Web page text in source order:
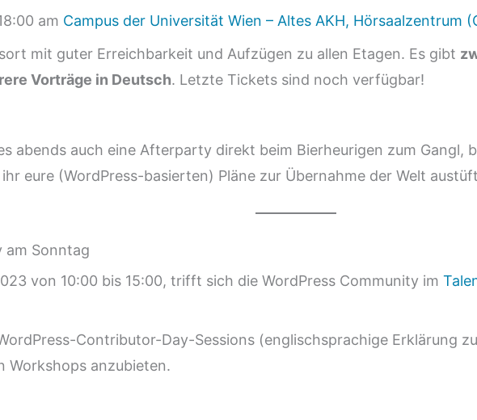
am Campus der Universität Wien – Altes AKH, Hörsaalzentrum
mit guter Erreichbarkeit und Aufzügen zu allen Etagen. Es gibt
Vorträge in Deutsch. Letzte Tickets sind noch verfügbar!
abends auch eine Afterparty direkt beim Bierheurigen zum Gangl,
eure (WordPress-basierten) Pläne zur Übernahme der Welt
am Sonntag
von 10:00 bis 15:00, trifft sich die WordPress Community im
Contributor-Day-Sessions (englischsprachige Erklärung
Workshops anzubieten.